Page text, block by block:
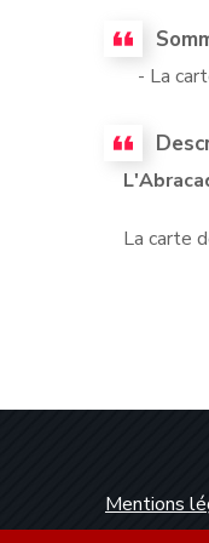
- La
La carte
Mentions